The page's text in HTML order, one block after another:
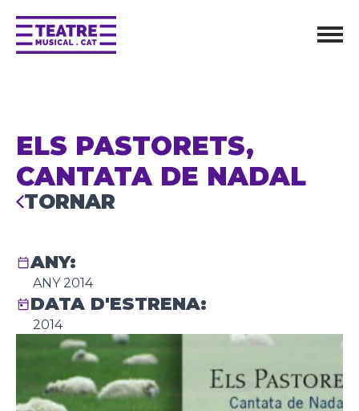
ELS PASTORETS,
CANTATA DE NADAL
TORNAR
ANY:
ANY 2014
DATA D'ESTRENA:
2014